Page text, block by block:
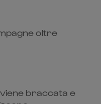
oltre
braccata e